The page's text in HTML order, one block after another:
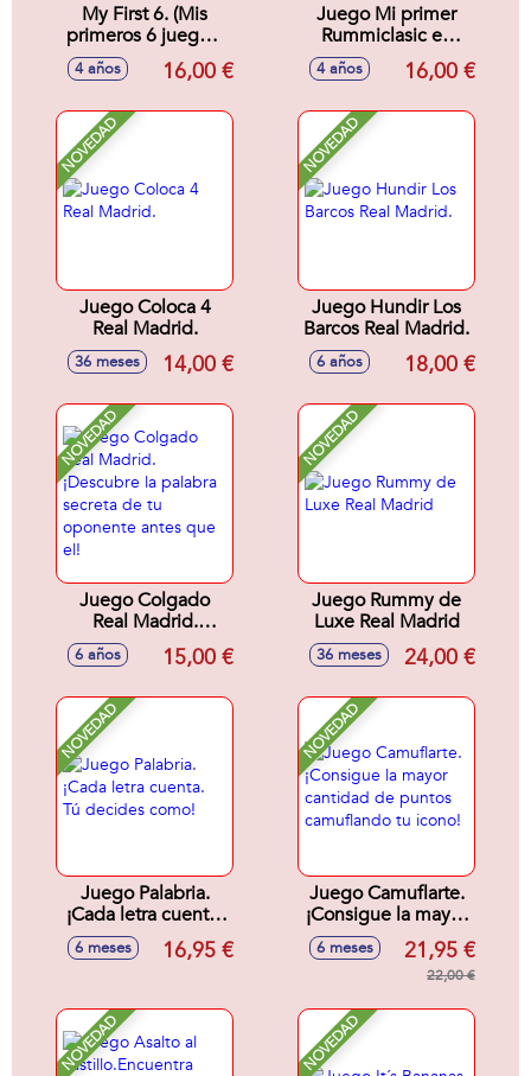
My First 6. (Mis
primeros 6 juegos)
Tangram,Mikado,Parchís,
Oca, Dominó y
4 años 16,00 €
Juego Mi primer
Rummiclasic en
caja de metal. Tapiz
32x42 cm se
4 años 16,00 €
NOVEDAD
Juego Coloca 4
Real Madrid.
36 meses 14,00 €
NOVEDAD
Juego Hundir Los
Barcos Real Madrid.
6 años 18,00 €
NOVEDAD
Juego Colgado
Real Madrid.
¡Descubre la
palabra secreta de
que el!
6 años 15,00 €
NOVEDAD
Juego Rummy de
Luxe Real Madrid
36 meses 24,00 €
NOVEDAD
Juego Palabria.
¡Cada letra cuenta.
Tú decides como!
6 meses 16,95 €
NOVEDAD
Juego Camuflarte.
¡Consigue la mayor
cantidad de puntos
camuflando tu
6 meses 21,95 €
22,00 €
NOVEDAD NOVEDAD